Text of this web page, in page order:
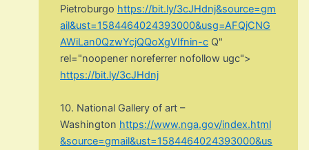
Pietroburgo https://bit.ly/3cJHdnj&source=gm
ail&ust=1584464024393000&usg=AFQjCNG
AWiLan0QzwYcjQQoXgVIfnin-c Q"
rel="noopener noreferrer nofollow ugc">
https://bit.ly/3cJHdnj
10. National Gallery of art –
Washington https://www.nga.gov/index.html
&source=gmail&ust=1584464024393000&us